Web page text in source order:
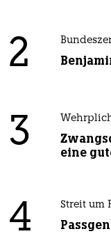
2
3
eine
4 Streit um